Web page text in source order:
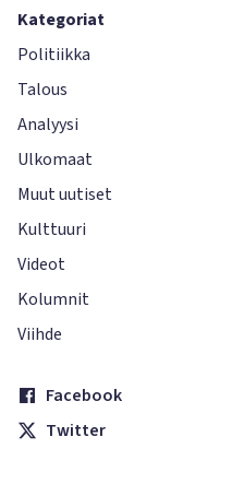
Kategoriat
Politiikka
Talous
Analyysi
Ulkomaat
Muut uutiset
Kulttuuri
Videot
Kolumnit
Viihde
Facebook
Twitter